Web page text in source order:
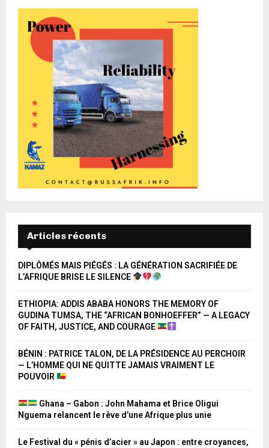
Articles récents
DIPLÔMÉS MAIS PIÉGÉS : LA GÉNÉRATION SACRIFIÉE DE
L’AFRIQUE BRISE LE SILENCE
ETHIOPIA: ADDIS ABABA HONORS THE MEMORY OF
GUDINA TUMSA, THE “AFRICAN BONHOEFFER” — A LEGACY
OF FAITH, JUSTICE, AND COURAGE
BÉNIN : PATRICE TALON, DE LA PRÉSIDENCE AU PERCHOIR
— L’HOMME QUI NE QUITTE JAMAIS VRAIMENT LE
POUVOIR
Ghana – Gabon : John Mahama et Brice Oligui
Nguema relancent le rêve d’une Afrique plus unie
Le Festival du « pénis d’acier » au Japon : entre croyances,